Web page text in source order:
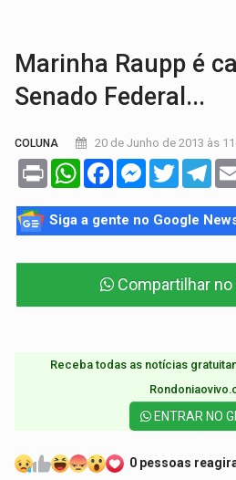
Marinha Raupp é
Senado Federal...
COLUNA 20 de Junho de 2013 às
Print WhatsAppFacebookMessenger
Twitter
Siga a gente no Google
Compartilhar
Receba todas as notícias
ENTRAR NO
0 pessoas